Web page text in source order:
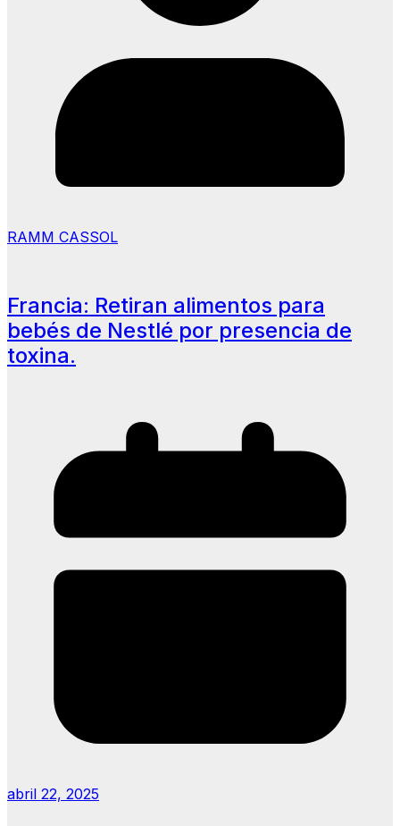
RAMM CASSOL
Francia: Retiran alimentos para
bebés de Nestlé por presencia de
toxina.
abril 22, 2025